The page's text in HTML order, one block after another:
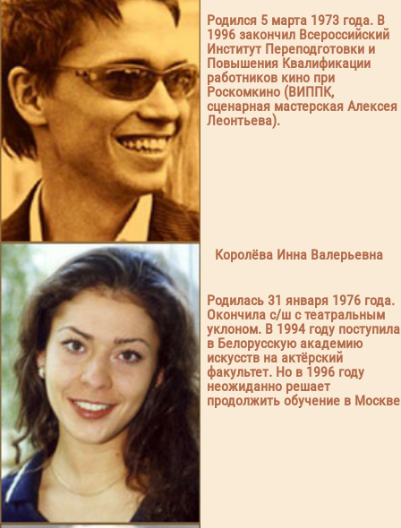
Родился 5 марта 1973 года. В
1996 закончил Всероссийский
Институт Переподготовки и
Повышения Квалификации
работников кино при
Роскомкино (ВИППК,
сценарная мастерская Алексея
Леонтьева).
Королёва Инна Валерьевна
Родилась 31 января 1976 года.
Окончила с/ш с театральным
уклоном. В 1994 году поступила
в Белорусскую академию
искусств на актёрский
факультет. Но в 1996 году
неожиданно решает
продолжить обучение в Москве